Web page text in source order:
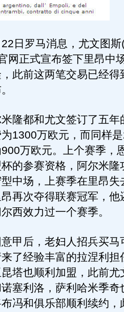
日罗马消息，尤文图斯
网正式宣布签下里昂中
此前这两笔交易已经得
都和尤文签订了五年
1300万欧元，而同样
万欧元。上个赛季，
的参赛资格，阿尔米隆
中场，上赛季在里昂失
再次夺得联赛冠军，他
西效力过一个赛季。
后，老妇人招兵买马
了经验丰富的拉涅利担
塔也顺利加盟，此前尤
塞利洛，萨利哈米季奇
冯和俱乐部顺利续约，